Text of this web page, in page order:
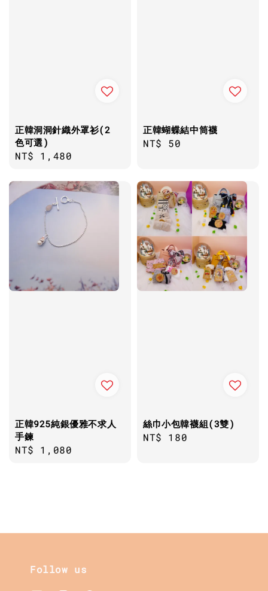
正韓洞洞針織外罩衫(2
色可選)
Regular
NT$ 1,480
正韓蝴蝶結中筒襪
Regular
NT$ 50
正韓925純銀優雅不求人
手鍊
Regular
NT$ 1,080
絲巾小包韓襪組(3雙)
Regular
NT$ 180
Follow us